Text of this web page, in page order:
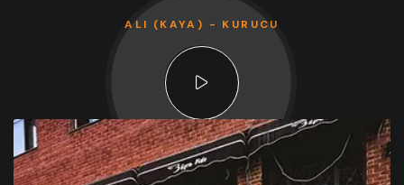
ALI (KAYA) - KURUCU